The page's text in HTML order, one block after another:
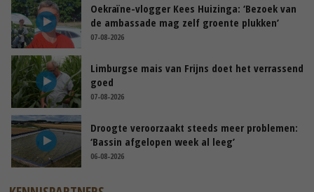
Oekraïne-vlogger Kees Huizinga: ‘Bezoek van
de ambassade mag zelf groente plukken’
07-08-2026
Limburgse mais van Frijns doet het verrassend
goed
07-08-2026
Droogte veroorzaakt steeds meer problemen:
‘Bassin afgelopen week al leeg’
06-08-2026